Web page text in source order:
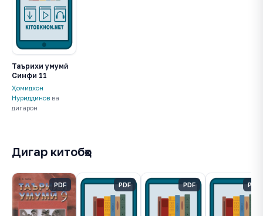
Таърихи умумӣ.
Синфи 11
Ҳомидхон
Нуриддинов ва
дигарон
Дигар китобҳо
PDF PDF PDF PDF